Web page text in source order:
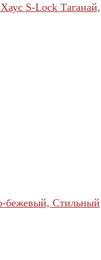
S-Lock Таганай,
бежевый, Стильный